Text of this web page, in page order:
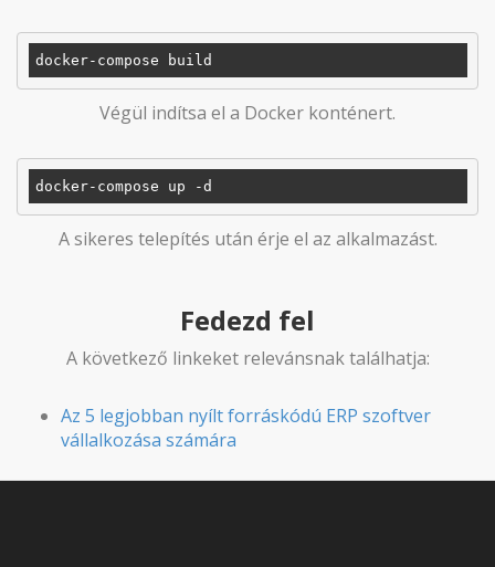
Végül indítsa el a Docker konténert.
A sikeres telepítés után érje el az alkalmazást.
Fedezd fel
A következő linkeket relevánsnak találhatja:
Az 5 legjobban nyílt forráskódú ERP szoftver
vállalkozása számára